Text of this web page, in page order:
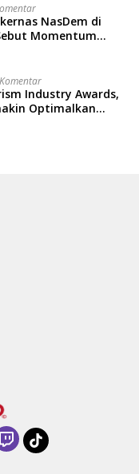
NasDem di
Momentum
Industry Awards,
Optimalkan